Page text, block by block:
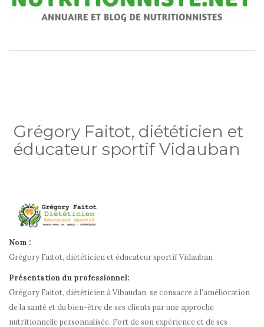
Grégory Faitot, diététicien et
éducateur sportif Vidauban
Nom :
Grégory Faitot, diététicien et éducateur sportif Vidauban
Présentation du professionnel:
Grégory Faitot, diététicien à Vibaudan, se consacre à l’amélioration
de la santé et du bien-être de ses clients par une approche
nutritionnelle personnalisée. Fort de son expérience et de ses